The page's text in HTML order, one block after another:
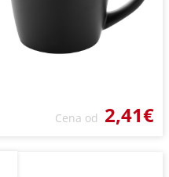
Cena od 2,41€